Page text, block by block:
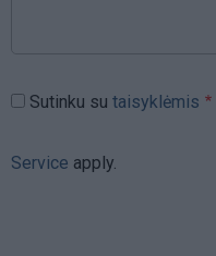
Sutinku su taisyklėmis
Service apply.